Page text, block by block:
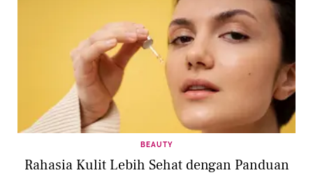
BEAUTY
Rahasia Kulit Lebih Sehat dengan Panduan